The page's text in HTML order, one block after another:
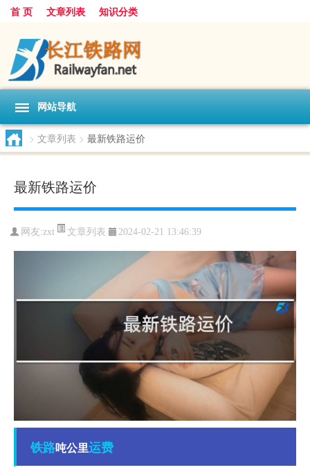
首 页 文章列表 知识分类
网站导航
> 文章列表 > 最新铁路运价
最新铁路运价
网友:zxt 文章列表 2024-02-21 13:46:39
铁路吨公里运费